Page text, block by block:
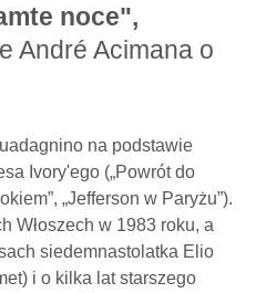
noce",
André Acimana o
na podstawie
Ivory'ego („Powrót do
„Jefferson w Paryżu”).
Włoszech w 1983 roku, a
siedemnastolatka Elio
i o kilka lat starszego